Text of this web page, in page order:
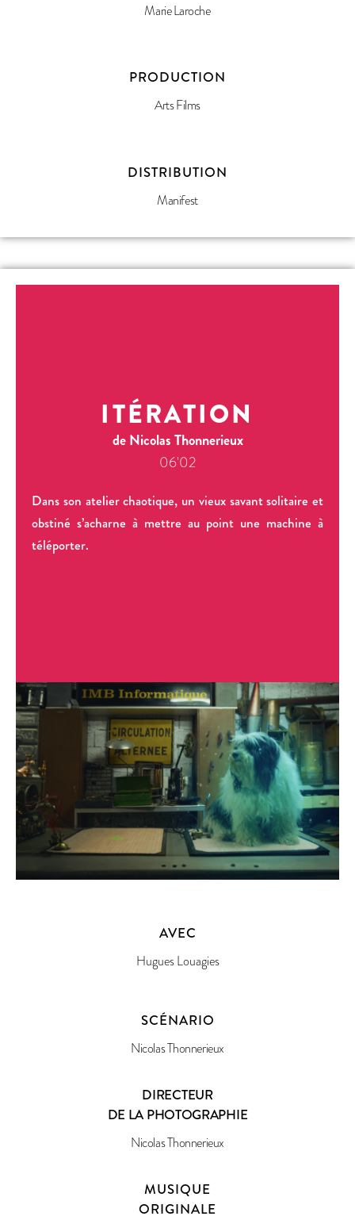
Marie Laroche
PRODUCTION
Arts Films
DISTRIBUTION
Manifest
ITÉRATION
de Nicolas Thonnerieux
06'02
Dans son atelier chaotique, un vieux savant solitaire et
obstiné s’acharne à mettre au point une machine à
téléporter.
AVEC
Hugues Louagies
SCÉNARIO
Nicolas Thonnerieux
DIRECTEUR
DE LA PHOTOGRAPHIE
Nicolas Thonnerieux
MUSIQUE
ORIGINALE